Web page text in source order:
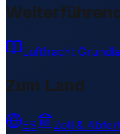
Luftfracht
Zum Land
ES
Zoll &